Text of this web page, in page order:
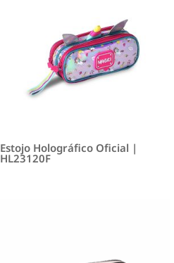
Estojo Holográfico Oficial |
HL23120F